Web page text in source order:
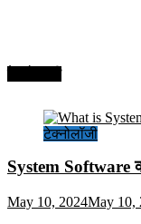
टेक्नोलॉजी
System Software
May 10, 2024May 10,